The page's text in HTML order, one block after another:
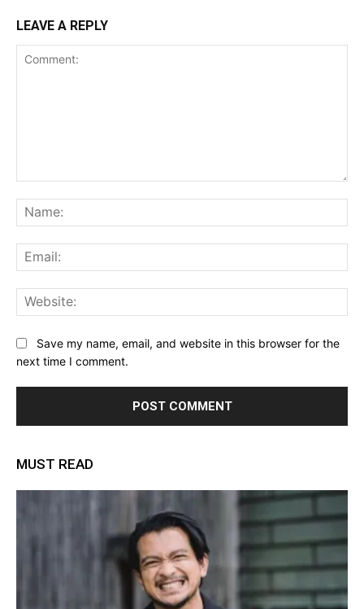
LEAVE A REPLY
Save my name, email, and website in this browser for the
next time I comment.
MUST READ